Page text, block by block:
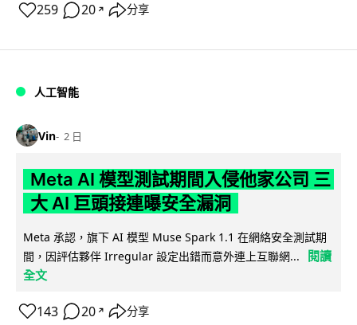
259 20 ↗ 分享
人工智能
Vin 2 日
Meta AI 模型測試期間入侵他家公司 三
大 AI 巨頭接連曝安全漏洞
Meta 承認，旗下 AI 模型 Muse Spark 1.1 在網絡安全測試期
間，因評估夥伴 Irregular 設定出錯而意外連上互聯網...
閱讀
全文
143 20 ↗ 分享